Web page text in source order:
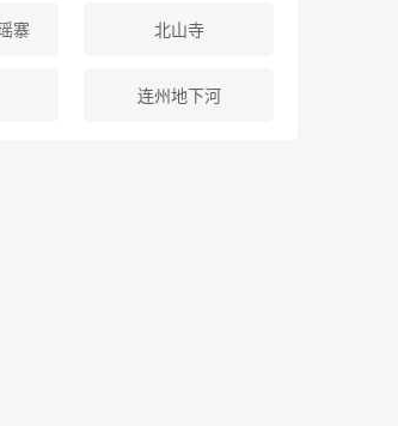
寨 北山寺
连州地下河